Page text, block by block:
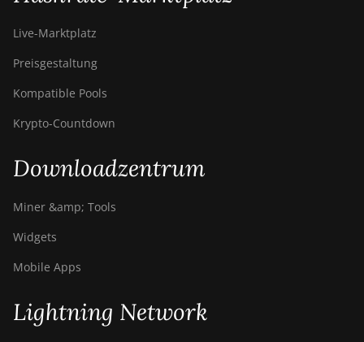
Live-Marktplatz
Preisgestaltung
Kompatible Pools
Krypto-Countdown
Downloadzentrum
Miner &amp; Tools
Widgets
Mobile Apps
Lightning Network